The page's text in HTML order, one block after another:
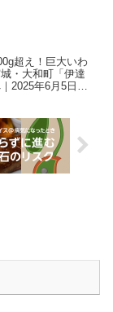
超え！巨大いわ
・大和町「伊達
2025年6月5日放